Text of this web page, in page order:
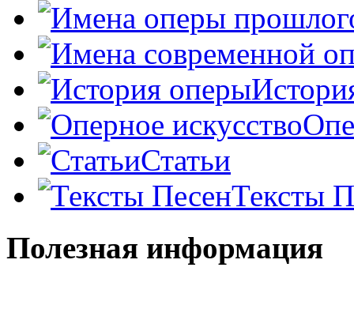
Статьи
Тексты
Полезная информация